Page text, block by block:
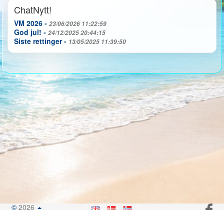
ChatNytt!
VM 2026 -23/06/2026 11:22:59
God jul! -24/12/2025 20:44:15
Siste rettinger - 13/05/2025 11:39:50
© 2026